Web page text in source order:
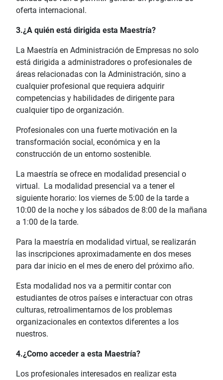
oferta internacional.
3.¿A quién está dirigida esta Maestría?
La Maestría en Administración de Empresas no solo
está dirigida a administradores o profesionales de
áreas relacionadas con la Administración, sino a
cualquier profesional que requiera adquirir
competencias y habilidades de dirigente para
cualquier tipo de organización.
Profesionales con una fuerte motivación en la
transformación social, económica y en la
construcción de un entorno sostenible.
La maestría se ofrece en modalidad presencial o
virtual. La modalidad presencial va a tener el
siguiente horario: los viernes de 5:00 de la tarde a
10:00 de la noche y los sábados de 8:00 de la mañana
a 1:00 de la tarde.
Para la maestría en modalidad virtual, se realizarán
las inscripciones aproximadamente en dos meses
para dar inicio en el mes de enero del próximo año.
Esta modalidad nos va a permitir contar con
estudiantes de otros países e interactuar con otras
culturas, retroalimentarnos de los problemas
organizacionales en contextos diferentes a los
nuestros.
4.¿Como acceder a esta Maestría?
Los profesionales interesados en realizar esta